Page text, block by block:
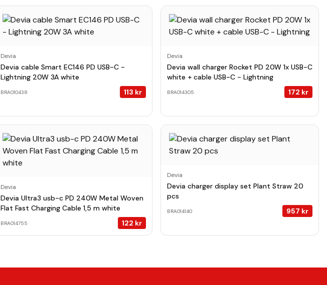
Devia
Devia cable Smart EC146 PD USB-C -
Lightning 20W 3A white
BRA010438 113 kr
Devia
Devia wall charger Rocket PD 20W 1x USB-C
white + cable USB-C - Lightning
BRA014305 172 kr
Devia
Devia Ultra3 usb-c PD 240W Metal Woven
Flat Fast Charging Cable 1,5 m white
BRA014755 122 kr
Devia
Devia charger display set Plant Straw 20
pcs
BRA014140 957 kr